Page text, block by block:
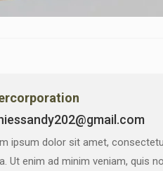
ipsum dolor sit amet,
Ut enim ad minim veniam, quis